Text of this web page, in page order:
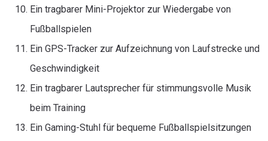
Ein tragbarer Mini-Projektor zur Wiedergabe von
Fußballspielen
Ein GPS-Tracker zur Aufzeichnung von Laufstrecke und
Geschwindigkeit
Ein tragbarer Lautsprecher für stimmungsvolle Musik
beim Training
Ein Gaming-Stuhl für bequeme Fußballspielsitzungen